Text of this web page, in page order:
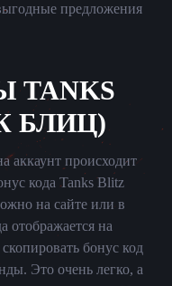
предложения
БЛИЦ)
аккаунт происходит
кода Tanks Blitz
на сайте или в
отображается на
бонус код
Это очень легко, а